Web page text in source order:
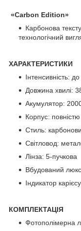
«Carbon Edition»
Карбонова
технологічний
ХАРАКТЕРИСТИКИ
Інтенсивність:
Довжина хвилі:
Акумулятор:
Корпус:
Стиль:
Світловод:
Лінза: 5-пучкова
Вбудований
Індикатор карієсу
КОМПЛЕКТАЦІЯ
Фотополімерна